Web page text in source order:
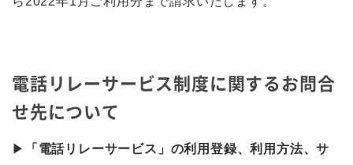
電話リレーサービス制度に関するお問合
せ先について
▶
「電話リレーサービス」の利用登録、利用方法、サ